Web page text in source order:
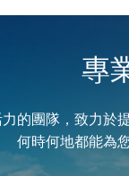
專
的團隊，致力於
何時何地都能為